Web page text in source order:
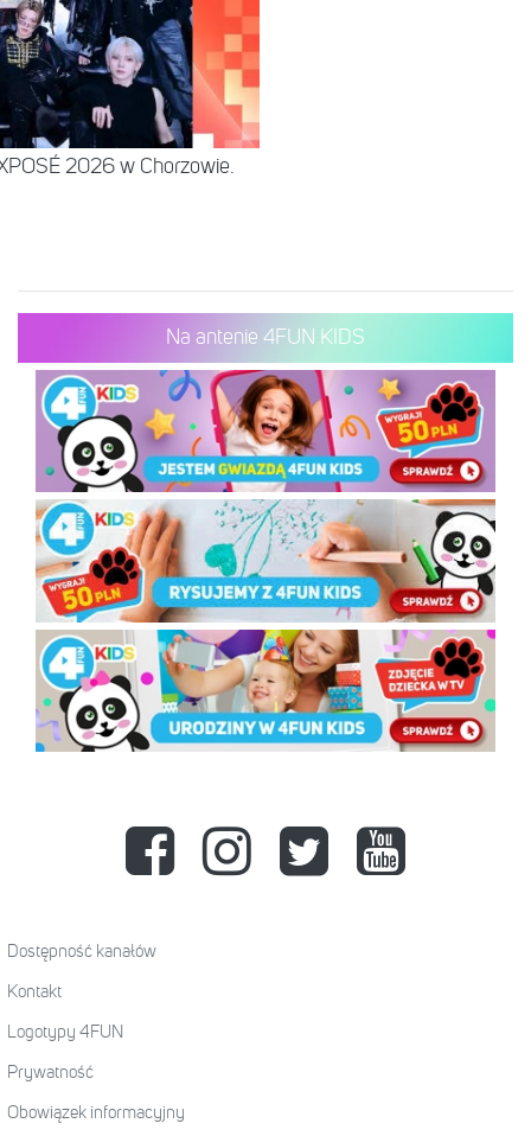
2026 w Chorzowie.
Na antenie 4FUN KIDS
Dostępność kanałów
Kontakt
Logotypy 4FUN
Prywatność
Obowiązek informacyjny